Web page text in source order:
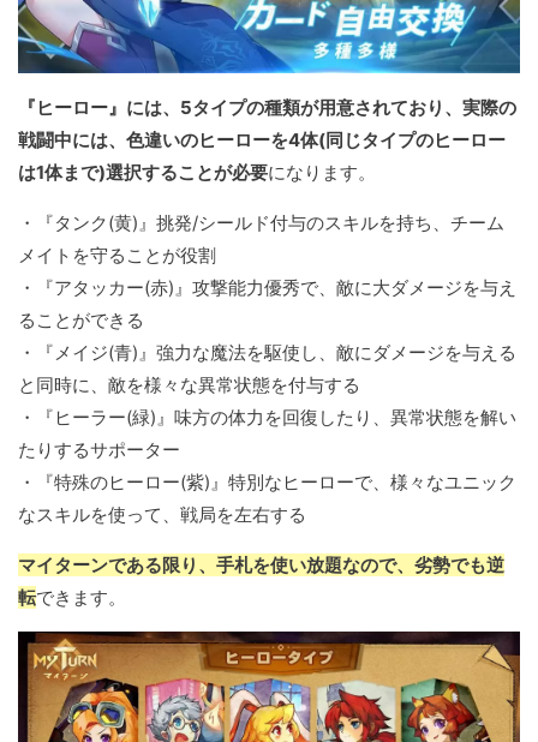
『ヒーロー』には、5タイプの種類が用意されており、実際の
戦闘中には、色違いのヒーローを4体(同じタイプのヒーロー
は1体まで)選択することが必要になります。
・『タンク(黄)』挑発/シールド付与のスキルを持ち、チーム
メイトを守ることが役割
・『アタッカー(赤)』攻撃能力優秀で、敵に大ダメージを与え
ることができる
・『メイジ(青)』強力な魔法を駆使し、敵にダメージを与える
と同時に、敵を様々な異常状態を付与する
・『ヒーラー(緑)』味方の体力を回復したり、異常状態を解い
たりするサポーター
・『特殊のヒーロー(紫)』特別なヒーローで、様々なユニック
なスキルを使って、戦局を左右する
マイターンである限り、手札を使い放題なので、劣勢でも逆
転できます。